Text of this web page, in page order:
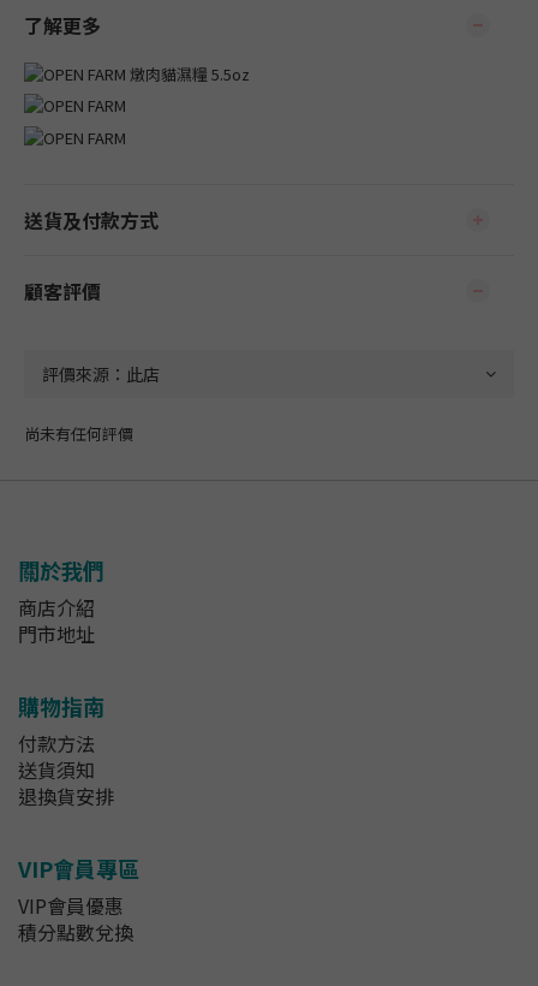
了解更多
送貨及付款方式
顧客評價
尚未有任何評價
關於我們
商店介紹
門市地址
購物指南
付款方法
送貨須知
退換貨安排
VIP會員專區
VIP會員優惠
積分點數兌換